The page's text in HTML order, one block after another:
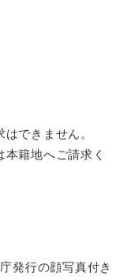
できません。
籍地へご請求く
発行の顔写真付き